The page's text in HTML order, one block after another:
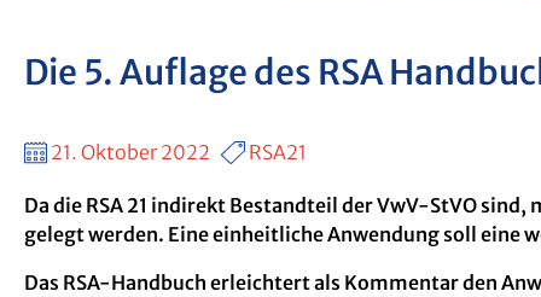
Die 5. Auflage des RSA
21. Oktober 2022 RSA21
Da die RSA 21 indirekt Bestandteil der VwV-StVO
gelegt werden. Eine einheitliche Anwendung soll eine
Das RSA-Handbuch erleichtert als Kommentar den